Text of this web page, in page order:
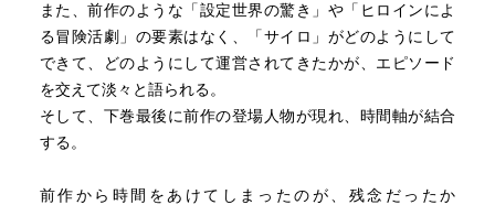
また、前作のような「設定世界の驚き」や「ヒロインによ
る冒険活劇」の要素はなく、「サイロ」がどのようにして
できて、どのようにして運営されてきたかが、エピソード
を交えて淡々と語られる。
そして、下巻最後に前作の登場人物が現れ、時間軸が結合
する。
前作から時間をあけてしまったのが、残念だったか